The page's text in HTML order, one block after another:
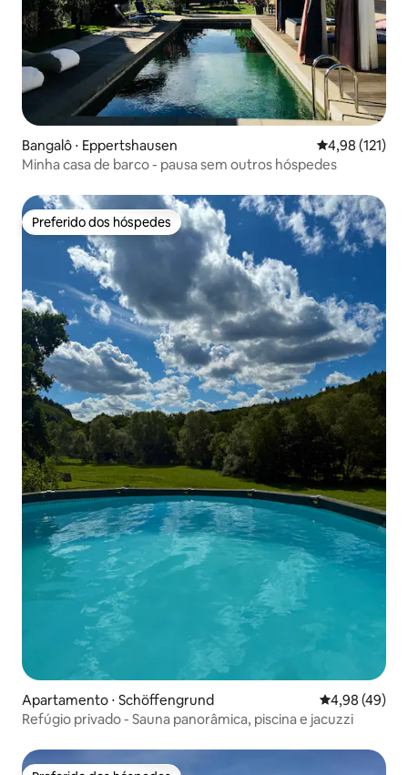
Bangalô ⋅ Eppertshausen 4,98 de uma
4,98 (121)
Minha casa de barco - pausa sem outros hóspedes
Preferido dos hóspedes
Preferido dos hóspedes
Apartamento ⋅ Schöffengrund 4,98 de uma
4,98 (49)
Refúgio privado - Sauna panorâmica, piscina e jacuzzi